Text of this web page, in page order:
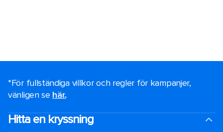
*För fullständiga villkor och regler för kampanjer,
vänligen se här..
Hitta en kryssning